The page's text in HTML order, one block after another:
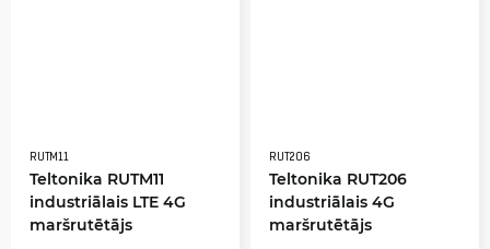
RUTM11
Teltonika RUTM11
industriālais LTE 4G
maršrutētājs
RUT206
Teltonika RUT206
industriālais 4G
maršrutētājs